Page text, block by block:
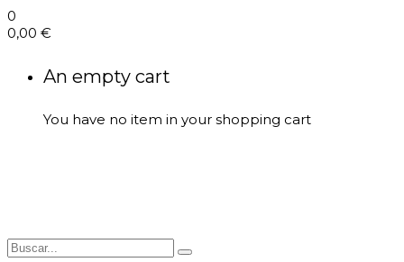
0
0,00 €
An empty cart
You have no item in your shopping cart